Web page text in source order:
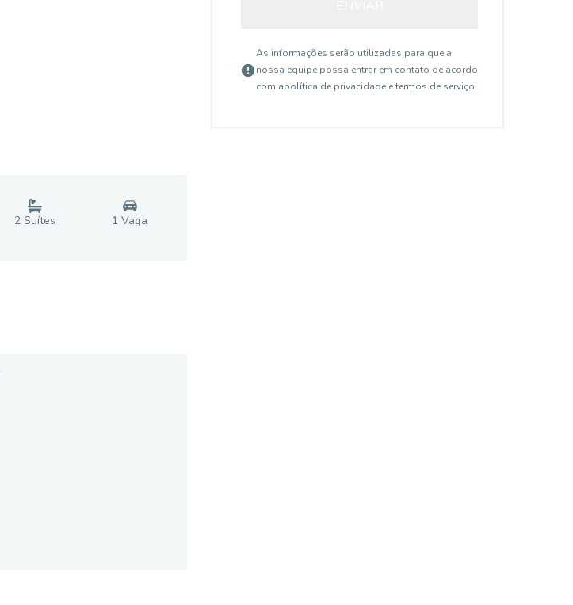
2Suítes 1 Vaga
As informações serão utilizadas para que a
nossa equipe possa entrar em contato de acordo
com apolítica de privacidade e termos de serviço